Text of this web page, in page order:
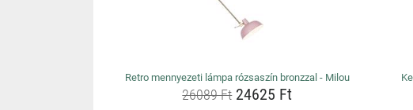
Retro mennyezeti lámpa rózsaszín bronzzal - Milou
26089 Ft24625 Ft